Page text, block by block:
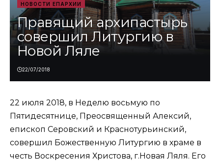
НОВОСТИ ЕПАРХИИ
Правящий архипастырь
совершил Литургию в
Новой Ляле
22/07/2018
22 июля 2018, в Неделю восьмую по
Пятидесятнице, Преосвященный Алексий,
епископ Серовский и Краснотурьинский,
совершил Божественную Литургию в храме в
честь Воскресения Христова, г.Новая Ляля. Его